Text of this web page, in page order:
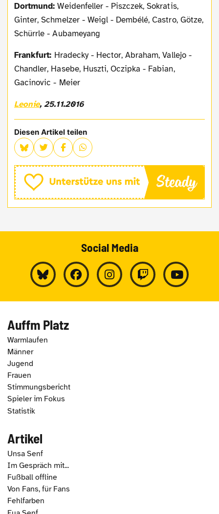
Dortmund: Weidenfeller - Piszczek, Sokratis,
Ginter, Schmelzer - Weigl - Dembélé, Castro, Götze,
Schürrle - Aubameyang
Frankfurt: Hradecky - Hector, Abraham, Vallejo -
Chandler, Hasebe, Huszti, Oczipka - Fabian,
Gacinovic - Meier
Leonie, 25.11.2016
Diesen Artikel teilen
Social Media
Auffm Platz
Warmlaufen
Männer
Jugend
Frauen
Stimmungsbericht
Spieler im Fokus
Statistik
Artikel
Unsa Senf
Im Gespräch mit...
Fußball offline
Von Fans, für Fans
Fehlfarben